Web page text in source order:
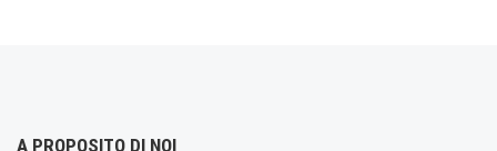
A PROPOSITO DI NOI